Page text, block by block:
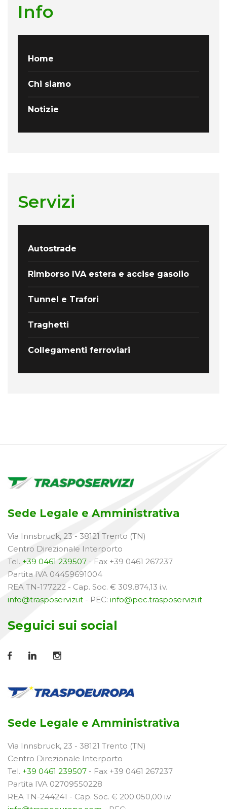
Info
Home
Chi siamo
Notizie
Servizi
Autostrade
Rimborso IVA estera e accise gasolio
Tunnel e Trafori
Traghetti
Collegamenti ferroviari
Sede Legale e Amministrativa
Via Innsbruck, 23 - 38121 Trento (TN)
Centro Direzionale Interporto
Tel. +39 0461 239507 - Fax +39 0461 267237
Partita IVA 04459691004
REA TN-177222 - Cap. Soc. € 309.874,13 i.v.
info@trasposervizi.it - PEC: info@pec.trasposervizi.it
Seguici sui social
Sede Legale e Amministrativa
Via Innsbruck, 23 - 38121 Trento (TN)
Centro Direzionale Interporto
Tel. +39 0461 239507 - Fax +39 0461 267237
Partita IVA 02709550228
REA TN-244241 - Cap. Soc. € 200.050,00 i.v.